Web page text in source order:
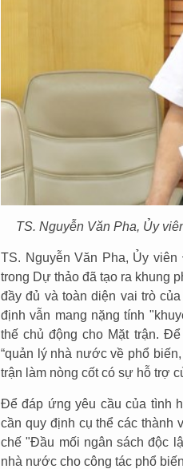
TS. Nguyễn Văn Pha, Ủy
TS. Nguyễn Văn Pha, Ủy
trong Dự thảo đã tạo ra khung
đầy đủ và toàn diện vai trò
định vẫn mang nặng tính
thế chủ động cho Mặt trận.
“quản lý nhà nước về phổ
trận làm nòng cốt có sự hỗ trợ
Để đáp ứng yêu cầu của tình
cần quy định cụ thể các thành
chế "Đầu mối ngân sách độc
nhà nước cho công tác phổ